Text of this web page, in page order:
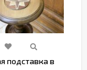
подставка в